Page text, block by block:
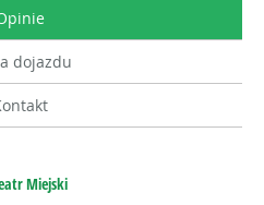
dojazdu
Miejski